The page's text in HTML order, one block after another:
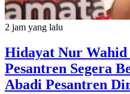
2 jam yang lalu
Hidayat Nur
Pesantren Segera
Abadi Pesantren